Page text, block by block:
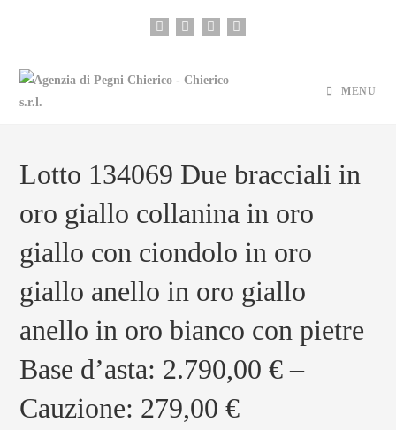
MENU
Lotto 134069 Due bracciali in
oro giallo collanina in oro
giallo con ciondolo in oro
giallo anello in oro giallo
anello in oro bianco con pietre
Base d’asta: 2.790,00 € –
Cauzione: 279,00 €